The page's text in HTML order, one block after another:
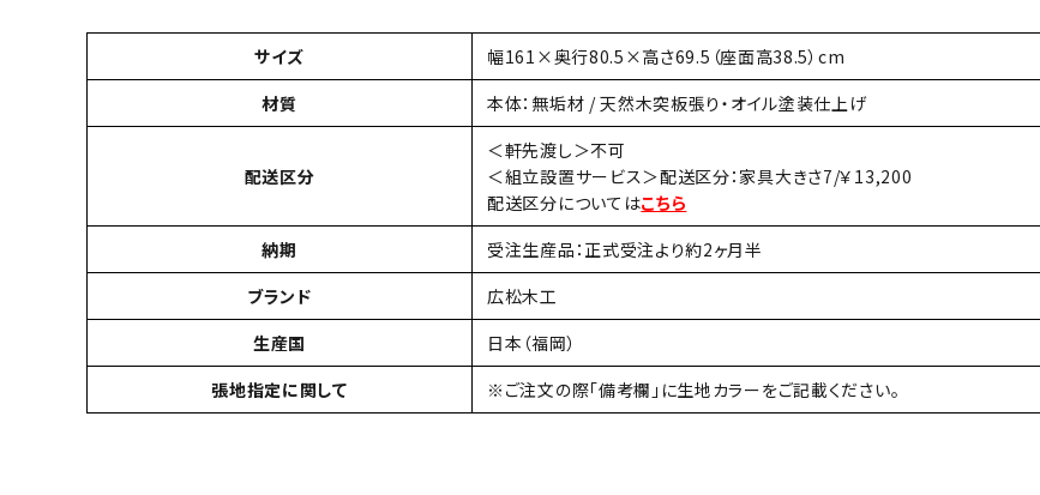
サイズ
幅161×奥行80.5×高さ69.5（座面高38.5）cm
材質
本体：無垢材 / 天然木突板張り・オイル塗装仕上げ
配送区分
＜軒先渡し＞不可
＜組立設置サービス＞配送区分：家具大きさ7/￥13,200
配送区分についてはこちら
納期
受注生産品：正式受注より約2ヶ月半
ブランド
広松木工
生産国
日本（福岡）
張地指定に関して
※ご注文の際「備考欄」に生地カラーをご記載ください。